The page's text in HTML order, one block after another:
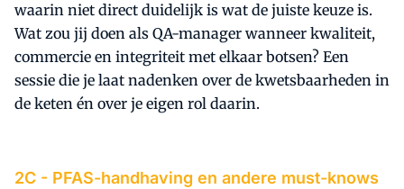
waarin niet direct duidelijk is wat de juiste keuze is.
Wat zou jij doen als QA-manager wanneer kwaliteit,
commercie en integriteit met elkaar botsen? Een
sessie die je laat nadenken over de kwetsbaarheden in
de keten én over je eigen rol daarin.
2C - PFAS-handhaving en andere must-knows